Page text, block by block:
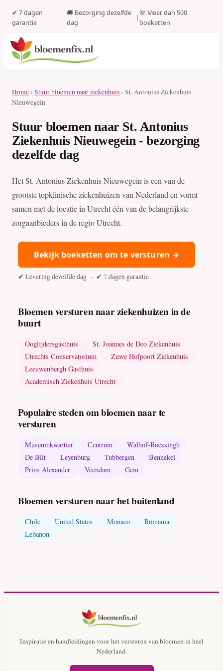
✔ 7 dagen
garantie
|
🚚 Bezorging dezelfde
dag
|
🌸 Meer dan 500
boeketten
Home› Stuur bloemen naar ziekenhuis› St. Antonius Ziekenhuis
Nieuwegein
Stuur bloemen naar St. Antonius
Ziekenhuis Nieuwegein - bezorging
dezelfde dag
Het St. Antonius Ziekenhuis Nieuwegein is een van de
grootste topklinische ziekenhuizen van Nederland en vormt
samen met de locatie in Utrecht één van de belangrijkste
zorgaanbieders in de regio Utrecht.
Bekijk boeketten om te versturen →
✔ Levering dezelfde dag · ✔ 7 dagen garantie
Bloemen versturen naar ziekenhuizen in de
buurt
Ooglijdersgasthuis
St. Joannes de Deo Ziekenhuis
Utrechts Conservatorium
Zuwe Hofpoort Ziekenhuis
Leeuwenbergh Gasthuis
Academisch Ziekenhuis Utrecht
Populaire steden om bloemen naar te
versturen
Museumkwartier Centrum
Walhof-Roessingh
De Bilt
Leyenburg Tubbergen
Bennekel
Prins Alexander
Veendam Gein
Bloemen versturen naar het buitenland
Chile United States Monaco
Romania
Lebanon
Inspiratie en handleidingen voor het versturen van bloemen in heel
Nederland.